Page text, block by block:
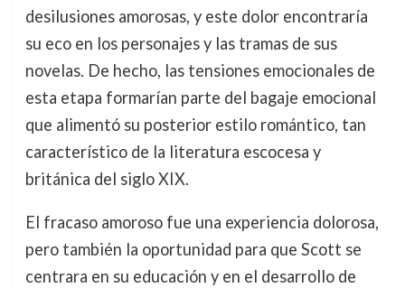
desilusiones amorosas, y este dolor encontraría
su eco en los personajes y las tramas de sus
novelas. De hecho, las tensiones emocionales de
esta etapa formarían parte del bagaje emocional
que alimentó su posterior estilo romántico, tan
característico de la literatura escocesa y
británica del siglo XIX.
El fracaso amoroso fue una experiencia dolorosa,
pero también la oportunidad para que Scott se
centrara en su educación y en el desarrollo de